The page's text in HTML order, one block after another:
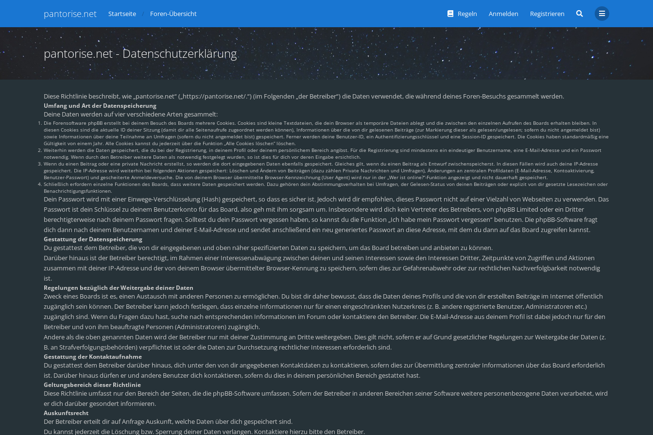
pantorise.net Regeln Anmelden Registrieren
Startseite Foren-Übersicht
pantorise.net - Datenschutzerklärung
Diese Richtlinie beschreibt, wie „pantorise.net“ („https://pantorise.net/.“) (im Folgenden „der Betreiber“) die Daten verwendet, die während deines Foren-Besuchs gesammelt werden.
Umfang und Art der Datenspeicherung
Deine Daten werden auf vier verschiedene Arten gesammelt:
Die Forensoftware phpBB erstellt bei deinem Besuch des Boards mehrere Cookies. Cookies sind kleine Textdateien, die dein Browser als temporäre Dateien ablegt und die zwischen den einzelnen Aufrufen des Boards erhalten bleiben. In
diesen Cookies sind die aktuelle ID deiner Sitzung (damit dir alle Seitenaufrufe zugeordnet werden können), Informationen über die von dir gelesenen Beiträge (zur Markierung dieser als gelesen/ungelesen; sofern du nicht angemeldet bist)
sowie Informationen über deine Teilnahme an Umfragen (sofern du nicht angemeldet bist) gespeichert. Ferner werden deine Benutzer-ID, ein Authentifizierungsschlüssel und eine Session-ID gespeichert. Die Cookies haben standardmäßig eine
Gültigkeit von einem Jahr. Alle Cookies kannst du jederzeit über die Funktion „Alle Cookies löschen“ löschen.
Weiterhin werden die Daten gespeichert, die du bei der Registrierung, in deinem Profil oder deinem persönlichem Bereich angibst. Für die Registrierung sind mindestens ein eindeutiger Benutzername, eine E-Mail-Adresse und ein Passwort
notwendig. Wenn durch den Betreiber weitere Daten als notwendig festgelegt wurden, so ist dies für dich vor deren Eingabe ersichtlich.
Wenn du einen Beitrag oder eine private Nachricht erstellst, so werden die dort eingegebenen Daten ebenfalls gespeichert. Gleiches gilt, wenn du einen Beitrag als Entwurf zwischenspeicherst. In diesen Fällen wird auch deine IP-Adresse
gespeichert. Die IP-Adresse wird weiterhin bei folgenden Aktionen gespeichert: Löschen und Ändern von Beiträgen (dazu zählen Private Nachrichten und Umfragen), Änderungen an zentralen Profildaten (E-Mail-Adresse, Kontoaktivierung,
Benutzer-Passwort) und gescheiterte Anmeldeversuche. Die von deinem Browser übermittelte Browser-Kennzeichnung (User Agent) wird nur in der „Wer ist online?“-Funktion angezeigt und nicht dauerhaft gespeichert.
Schließlich erfordern einzelne Funktionen des Boards, dass weitere Daten gespeichert werden. Dazu gehören dein Abstimmungsverhalten bei Umfragen, der Gelesen-Status von deinen Beiträgen oder explizit von dir gesetzte Lesezeichen oder
Benachrichtigungsfunktionen.
Dein Passwort wird mit einer Einwege-Verschlüsselung (Hash) gespeichert, so dass es sicher ist. Jedoch wird dir empfohlen, dieses Passwort nicht auf einer Vielzahl von Webseiten zu verwenden. Das
Passwort ist dein Schlüssel zu deinem Benutzerkonto für das Board, also geh mit ihm sorgsam um. Insbesondere wird dich kein Vertreter des Betreibers, von phpBB Limited oder ein Dritter
berechtigterweise nach deinem Passwort fragen. Solltest du dein Passwort vergessen haben, so kannst du die Funktion „Ich habe mein Passwort vergessen“ benutzen. Die phpBB-Software fragt
dich dann nach deinem Benutzernamen und deiner E-Mail-Adresse und sendet anschließend ein neu generiertes Passwort an diese Adresse, mit dem du dann auf das Board zugreifen kannst.
Gestattung der Datenspeicherung
Du gestattest dem Betreiber, die von dir eingegebenen und oben näher spezifizierten Daten zu speichern, um das Board betreiben und anbieten zu können.
Darüber hinaus ist der Betreiber berechtigt, im Rahmen einer Interessenabwägung zwischen deinen und seinen Interessen sowie den Interessen Dritter, Zeitpunkte von Zugriffen und Aktionen
zusammen mit deiner IP-Adresse und der von deinem Browser übermittelter Browser-Kennung zu speichern, sofern dies zur Gefahrenabwehr oder zur rechtlichen Nachverfolgbarkeit notwendig
ist.
Regelungen bezüglich der Weitergabe deiner Daten
Zweck eines Boards ist es, einen Austausch mit anderen Personen zu ermöglichen. Du bist dir daher bewusst, dass die Daten deines Profils und die von dir erstellten Beiträge im Internet öffentlich
zugänglich sein können. Der Betreiber kann jedoch festlegen, dass einzelne Informationen nur für einen eingeschränkten Nutzerkreis (z. B. andere registrierte Benutzer, Administratoren etc.)
zugänglich sind. Wenn du Fragen dazu hast, suche nach entsprechenden Informationen im Forum oder kontaktiere den Betreiber. Die E-Mail-Adresse aus deinem Profil ist dabei jedoch nur für den
Betreiber und von ihm beauftragte Personen (Administratoren) zugänglich.
Andere als die oben genannten Daten wird der Betreiber nur mit deiner Zustimmung an Dritte weitergeben. Dies gilt nicht, sofern er auf Grund gesetzlicher Regelungen zur Weitergabe der Daten (z.
B. an Strafverfolgungsbehörden) verpflichtet ist oder die Daten zur Durchsetzung rechtlicher Interessen erforderlich sind.
Gestattung der Kontaktaufnahme
Du gestattest dem Betreiber darüber hinaus, dich unter den von dir angegebenen Kontaktdaten zu kontaktieren, sofern dies zur Übermittlung zentraler Informationen über das Board erforderlich
ist. Darüber hinaus dürfen er und andere Benutzer dich kontaktieren, sofern du dies in deinem persönlichen Bereich gestattet hast.
Geltungsbereich dieser Richtlinie
Diese Richtlinie umfasst nur den Bereich der Seiten, die die phpBB-Software umfassen. Sofern der Betreiber in anderen Bereichen seiner Software weitere personenbezogene Daten verarbeitet, wird
er dich darüber gesondert informieren.
Auskunftsrecht
Der Betreiber erteilt dir auf Anfrage Auskunft, welche Daten über dich gespeichert sind.
Du kannst jederzeit die Löschung bzw. Sperrung deiner Daten verlangen. Kontaktiere hierzu bitte den Betreiber.